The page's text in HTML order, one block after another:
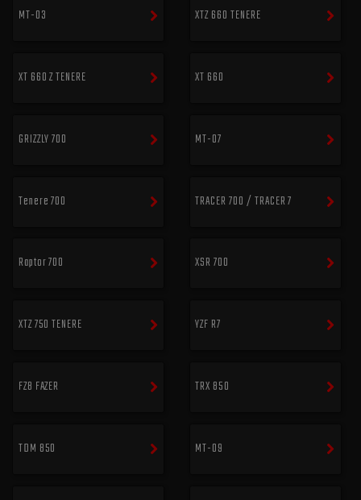
MT-03 XTZ 660 TENERE
XT 660 Z TENERE XT 660
GRIZZLY 700 MT-07
Tenere 700 TRACER 700 / TRACER 7
Raptor 700 XSR 700
XTZ 750 TENERE YZF R7
FZ8 FAZER TRX 850
TDM 850 MT-09